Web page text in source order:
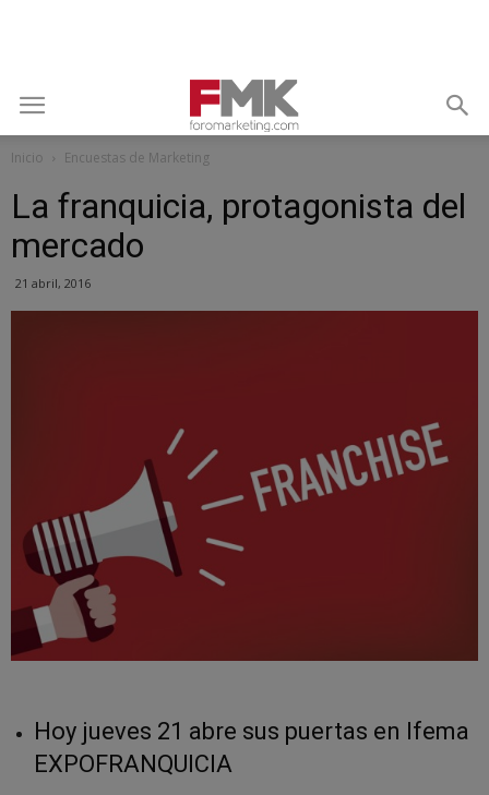
Inicio Encuestas de Marketing
La franquicia, protagonista del
mercado
21 abril, 2016
Hoy jueves 21 abre sus puertas en Ifema
EXPOFRANQUICIA